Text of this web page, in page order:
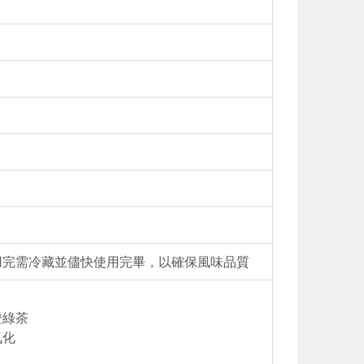
需冷藏並儘快使用完畢，以確保風味品質
茶